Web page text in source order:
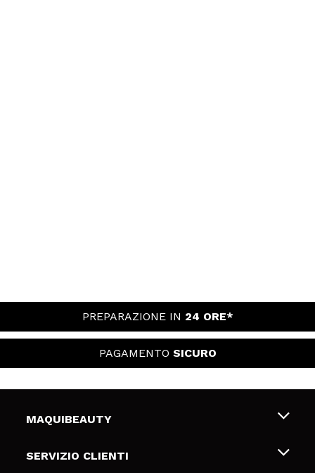
PREPARAZIONE IN 24 ORE*
PAGAMENTO SICURO
MAQUIBEAUTY
Chi siamo
SERVIZIO CLIENTI